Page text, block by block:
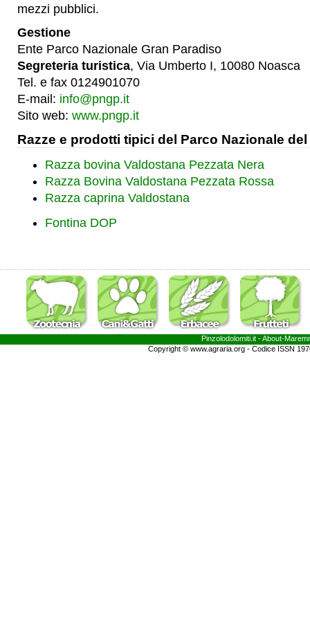
mezzi pubblici.
Gestione
Ente Parco Nazionale Gran Paradiso
Segreteria turistica, Via Umberto I, 10080 Noasca
Tel. e fax 0124901070
E-mail: info@pngp.it
Sito web: www.pngp.it
Razze e prodotti tipici del Parco Nazionale
Razza bovina Valdostana Pezzata Nera
Razza Bovina Valdostana Pezzata Rossa
Razza caprina Valdostana
Fontina DOP
Pinzolodolomiti.it - About-
Copyright © www.agraria.org - Codice ISSN